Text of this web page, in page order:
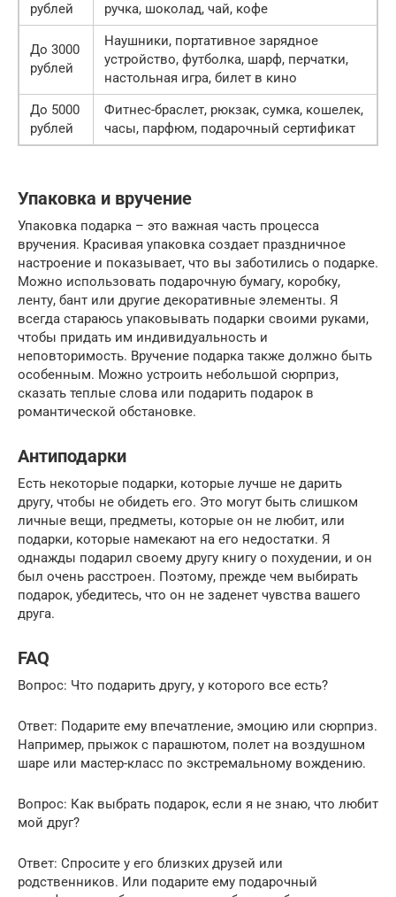
рублей
ручка, шоколад, чай, кофе
До 3000
рублей
Наушники, портативное зарядное
устройство, футболка, шарф, перчатки,
настольная игра, билет в кино
До 5000
рублей
Фитнес-браслет, рюкзак, сумка, кошелек,
часы, парфюм, подарочный сертификат
Упаковка и вручение
Упаковка подарка – это важная часть процесса
вручения. Красивая упаковка создает праздничное
настроение и показывает, что вы заботились о подарке.
Можно использовать подарочную бумагу, коробку,
ленту, бант или другие декоративные элементы. Я
всегда стараюсь упаковывать подарки своими руками,
чтобы придать им индивидуальность и
неповторимость. Вручение подарка также должно быть
особенным. Можно устроить небольшой сюрприз,
сказать теплые слова или подарить подарок в
романтической обстановке.
Антиподарки
Есть некоторые подарки, которые лучше не дарить
другу, чтобы не обидеть его. Это могут быть слишком
личные вещи, предметы, которые он не любит, или
подарки, которые намекают на его недостатки. Я
однажды подарил своему другу книгу о похудении, и он
был очень расстроен. Поэтому, прежде чем выбирать
подарок, убедитесь, что он не заденет чувства вашего
друга.
FAQ
Вопрос: Что подарить другу, у которого все есть?
Ответ: Подарите ему впечатление, эмоцию или сюрприз.
Например, прыжок с парашютом, полет на воздушном
шаре или мастер-класс по экстремальному вождению.
Вопрос: Как выбрать подарок, если я не знаю, что любит
мой друг?
Ответ: Спросите у его близких друзей или
родственников. Или подарите ему подарочный